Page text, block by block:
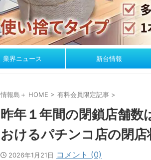
業界ニュース 新台情報
情報島＋ HOME > 有料会員限定記事 >
昨年１年間の閉鎖店舗数
おけるパチンコ店の閉店
2026年1月21日 コメント (0)